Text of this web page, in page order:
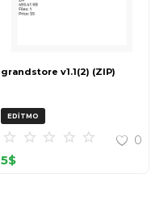
grandstore v1.1(2) (ZIP)
EDITMO
0
5$